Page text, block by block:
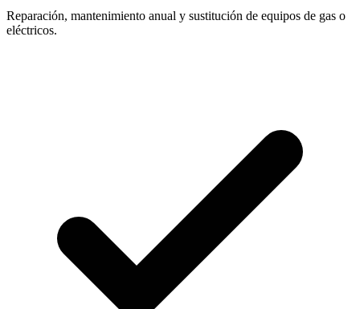
Reparación, mantenimiento anual y sustitución de equipos de gas o
eléctricos.